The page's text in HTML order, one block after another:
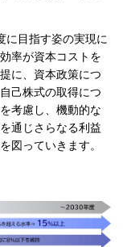
に目指す姿の実現に
率が資本コストを
に、資本政策につ
己株式の取得につ
考慮し、機動的な
通じさらなる利益
図っていきます。